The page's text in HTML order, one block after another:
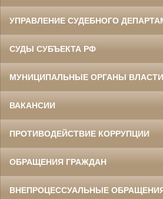
УПРАВЛЕНИЕ СУДЕБНОГО
СУДЫ СУБЪЕКТА РФ
МУНИЦИПАЛЬНЫЕ ОРГАНЫ ВЛАСТИ
ВАКАНСИИ
ПРОТИВОДЕЙСТВИЕ КОРРУПЦИИ
ОБРАЩЕНИЯ ГРАЖДАН
ВНЕПРОЦЕССУАЛЬНЫЕ